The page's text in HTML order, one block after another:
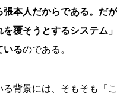
本人だからである。だ
覆そうとするシステム
いるのである。
背景には、そもそも「